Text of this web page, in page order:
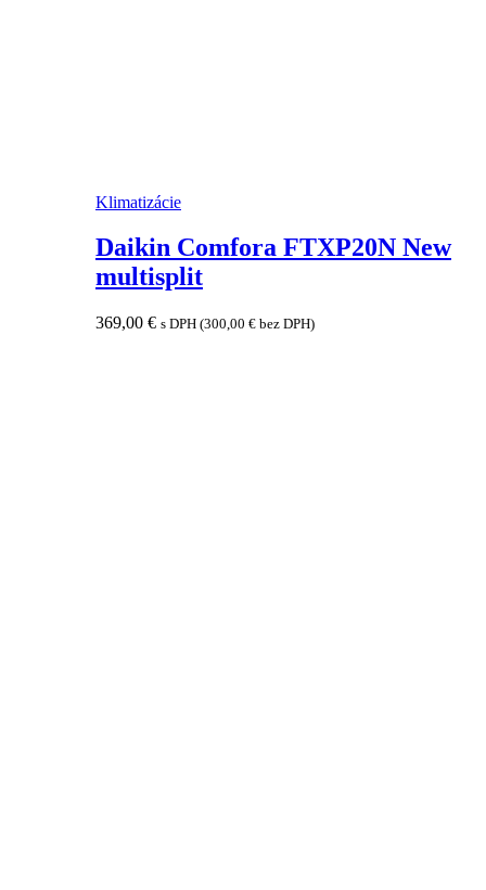
Klimatizácie
Daikin Comfora FTXP20N New
multisplit
369,00 € s DPH (300,00 € bez DPH)